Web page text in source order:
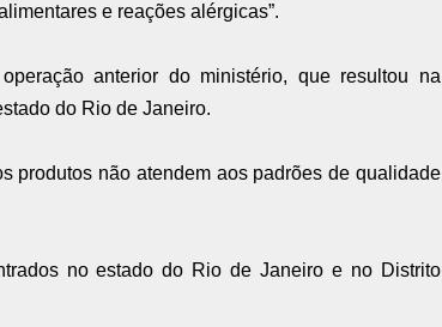
e reações alérgicas”.
anterior do ministério, que resultou na
do Rio de Janeiro.
produtos não atendem aos padrões de qualidade
no estado do Rio de Janeiro e no Distrito